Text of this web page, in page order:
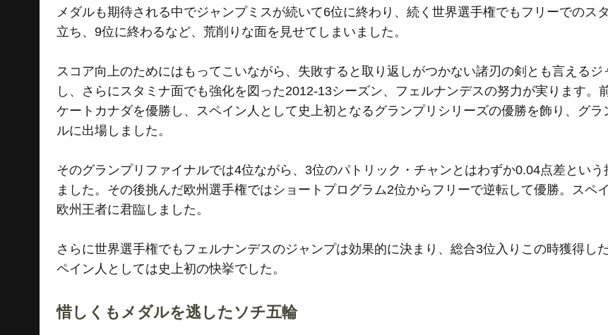
メダルも期待される中でジャンプミスが続いて6位に終わり、続く世界選手権でもフリーでのス
立ち、9位に終わるなど、荒削りな面を見せてしまいました。
スコア向上のためにはもってこいながら、失敗すると取り返しがつかない諸刃の剣とも言えるジ
し、さらにスタミナ面でも強化を図った2012-13シーズン、フェルナンデスの努力が実ります。
ケートカナダを優勝し、スペイン人として史上初となるグランプリシリーズの優勝を飾り、グラ
ルに出場しました。
そのグランプリファイナルでは4位ながら、3位のパトリック・チャンとはわずか0.04点差という
ました。その後挑んだ欧州選手権ではショートプログラム2位からフリーで逆転して優勝。スペ
欧州王者に君臨しました。
さらに世界選手権でもフェルナンデスのジャンプは効果的に決まり、総合3位入りこの時獲得し
ペイン人としては史上初の快挙でした。
惜しくもメダルを逃したソチ五輪